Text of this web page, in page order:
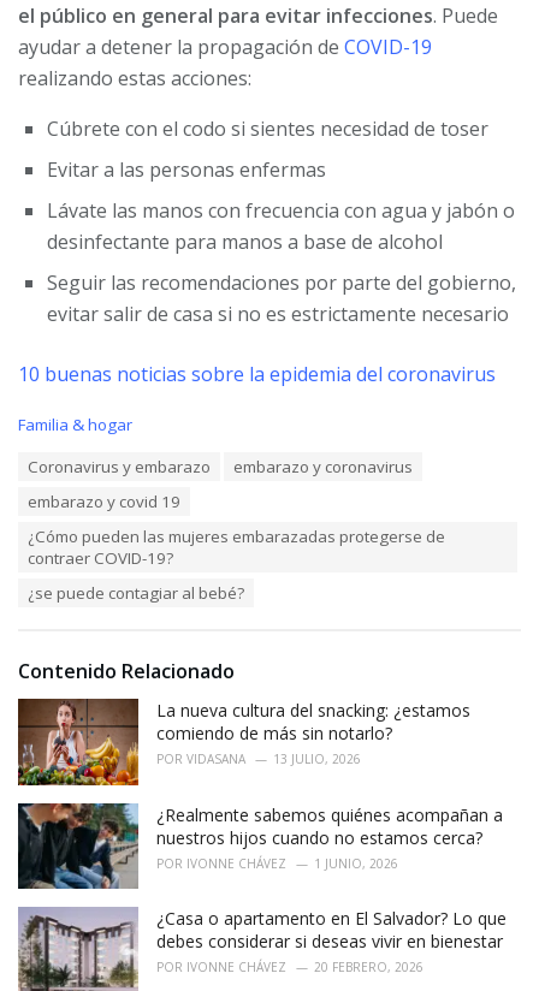
el público en general para evitar infecciones. Puede
ayudar a detener la propagación de COVID-19
realizando estas acciones:
Cúbrete con el codo si sientes necesidad de toser
Evitar a las personas enfermas
Lávate las manos con frecuencia con agua y jabón o
desinfectante para manos a base de alcohol
Seguir las recomendaciones por parte del gobierno,
evitar salir de casa si no es estrictamente necesario
10 buenas noticias sobre la epidemia del coronavirus
C
Familia & hogar
Coronavirus y embarazo
embarazo y coronavirus
embarazo y covid 19
¿Cómo pueden las mujeres embarazadas protegerse de
contraer COVID-19?
¿se puede contagiar al bebé?
Contenido Relacionado
La nueva cultura del snacking: ¿estamos
comiendo de más sin notarlo?
POR VIDASANA 13 JULIO, 2026
¿Realmente sabemos quiénes acompañan a
nuestros hijos cuando no estamos cerca?
POR IVONNE CHÁVEZ 1 JUNIO, 2026
¿Casa o apartamento en El Salvador? Lo que
debes considerar si deseas vivir en bienestar
POR IVONNE CHÁVEZ 20 FEBRERO, 2026